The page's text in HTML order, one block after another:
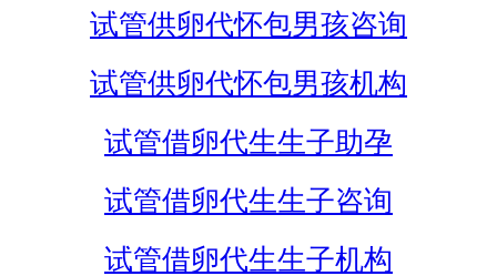
试管供卵代怀包男孩咨询
试管供卵代怀包男孩机构
试管借卵代生生子助孕
试管借卵代生生子咨询
试管借卵代生生子机构